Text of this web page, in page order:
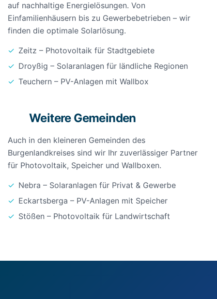
auf nachhaltige Energielösungen. Von
Einfamilienhäusern bis zu Gewerbebetrieben – wir
finden die optimale Solarlösung.
✓ Zeitz – Photovoltaik für Stadtgebiete
✓ Droyßig – Solaranlagen für ländliche Regionen
✓ Teuchern – PV-Anlagen mit Wallbox
Weitere Gemeinden
Auch in den kleineren Gemeinden des
Burgenlandkreises sind wir Ihr zuverlässiger Partner
für Photovoltaik, Speicher und Wallboxen.
✓ Nebra – Solaranlagen für Privat & Gewerbe
✓ Eckartsberga – PV-Anlagen mit Speicher
✓ Stößen – Photovoltaik für Landwirtschaft